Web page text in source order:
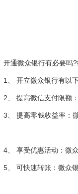
开通微众银行有必要吗
1、 开立微众银行有以
2、 提高微信支付限额
3、 提高零钱收益率：
4、 享受优惠活动：微
5、 可快速转账：微众